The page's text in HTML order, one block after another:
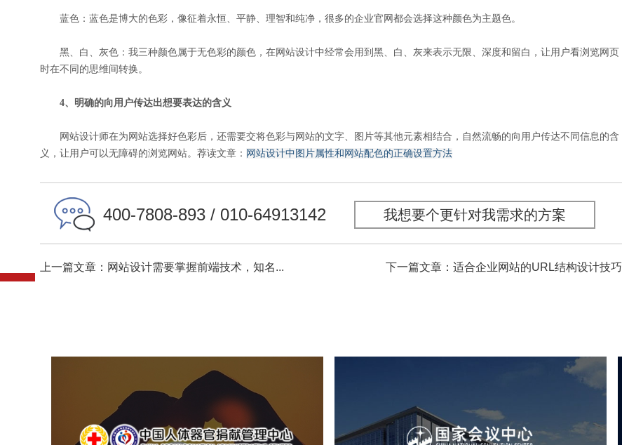
蓝色：蓝色是博大的色彩，像征着永恒、平静、理智和纯净，很多的企业官网都会选择这种颜色为主题色。
黑、白、灰色：我三种颜色属于无色彩的颜色，在网站设计中经常会用到黑、白、灰来表示无限、深度和留白，让用户看浏览网页
时在不同的思维间转换。
4、明确的向用户传达出想要表达的含义
网站设计师在为网站选择好色彩后，还需要交将色彩与网站的文字、图片等其他元素相结合，自然流畅的向用户传达不同信息的含
义，让用户可以无障碍的浏览网站。荐读文章： 网站设计中图片属性和网站配色的正确设置方法
400-7808-893 / 010-64913142 我想要个更针对我需求的方案
上一篇文章：网站设计需要掌握前端技术，知名... 下一篇文章：适合企业网站的URL结构设计技巧
中国人体器官捐献管理中心 国家会议中心